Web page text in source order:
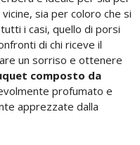
sia per coloro che si
i casi, quello di porsi
di chi riceve il
un sorriso e ottenere
composto da
profumato e
apprezzate dalla